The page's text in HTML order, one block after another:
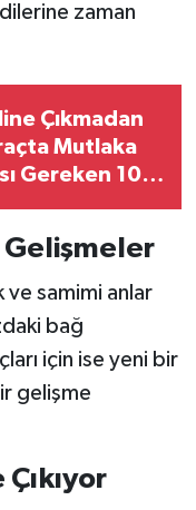
zaman
Çıkmadan
Mutlaka
Gereken 10
Gelişmeler
ve samimi anlar
bağ
için ise yeni bir
gelişme
Çıkıyor